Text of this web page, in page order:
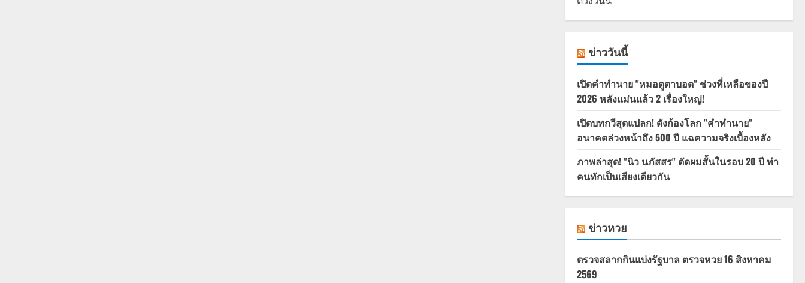
ข่าววันนี้
เปิดคำทำนาย "หมอดูตาบอด" ช่วงที่เหลือของปี
2026 หลังแม่นแล้ว 2 เรื่องใหญ่!
เปิดบทกวีสุดแปลก! ดังก้องโลก "คำทำนาย"
อนาคตล่วงหน้าถึง 500 ปี แฉความจริงเบื้องหลัง
ภาพล่าสุด! "นิว นภัสสร" ตัดผมสั้นในรอบ 20 ปี ทำ
คนทักเป็นเสียงเดียวกัน
ข่าวหวย
ตรวจสลากกินแบ่งรัฐบาล ตรวจหวย 16 สิงหาคม
2569